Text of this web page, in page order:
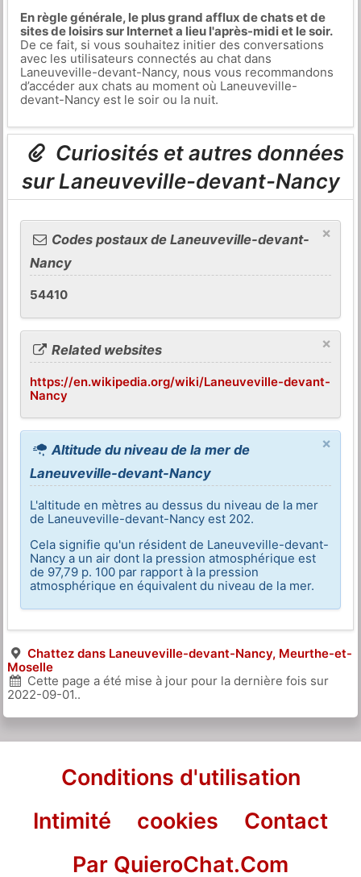
En règle générale, le plus grand afflux de chats et de
sites de loisirs sur Internet a lieu l'après-midi et le soir.
De ce fait, si vous souhaitez initier des conversations
avec les utilisateurs connectés au chat dans
Laneuveville-devant-Nancy, nous vous recommandons
d’accéder aux chats au moment où Laneuveville-
devant-Nancy est le soir ou la nuit.
Curiosités et autres données
sur Laneuveville-devant-Nancy
×
Codes postaux de Laneuveville-devant-
Nancy
54410
×
Related websites
https://en.wikipedia.org/wiki/Laneuveville-devant-
Nancy
×
Altitude du niveau de la mer de
Laneuveville-devant-Nancy
L'altitude en mètres au dessus du niveau de la mer
de Laneuveville-devant-Nancy est 202.
Cela signifie qu'un résident de Laneuveville-devant-
Nancy a un air dont la pression atmosphérique est
de 97,79 p. 100 par rapport à la pression
atmosphérique en équivalent du niveau de la mer.
Chattez dans Laneuveville-devant-Nancy, Meurthe-et-
Moselle
Cette page a été mise à jour pour la dernière fois sur
2022-09-01..
Conditions d'utilisation
Intimité
cookies
Contact
Par QuieroChat.Com